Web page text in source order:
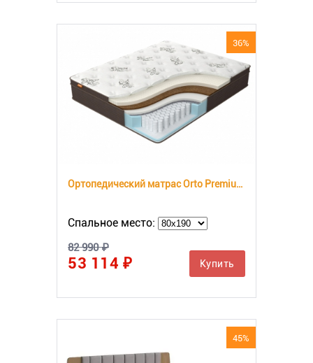
36%
Ортопедический матрас Orto Premium Middle
Спальное место:
82 990 ₽
53 114 ₽ Купить
45%